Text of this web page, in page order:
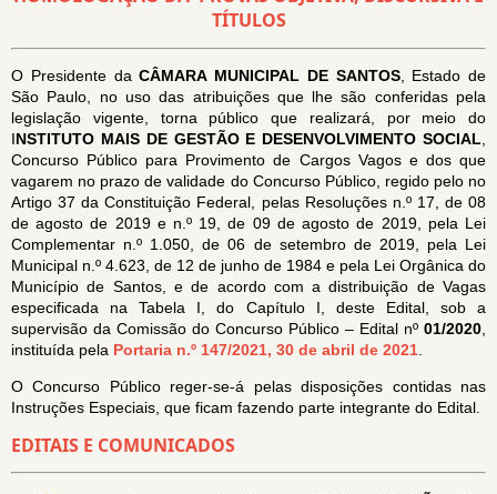
TÍTULOS
O Presidente daCÂMARA MUNICIPAL DE SANTOS, Estado de
São Paulo, no uso das atribuições que lhe são conferidas pela
legislação vigente, torna público que realizará, por meio do
INSTITUTO MAIS DE GESTÃO E DESENVOLVIMENTO SOCIAL,
Concurso Público para Provimento de Cargos Vagos e dos que
vagarem no prazo de validade do Concurso Público, regido pelo no
Artigo 37 da Constituição Federal, pelas Resoluções n.º 17, de 08
de agosto de 2019 e n.º 19, de 09 de agosto de 2019, pela Lei
Complementar n.º 1.050, de 06 de setembro de 2019, pela Lei
Municipal n.º 4.623, de 12 de junho de 1984 e pela Lei Orgânica do
Município de Santos, e de acordo com a distribuição de Vagas
especificada na Tabela I, do Capítulo I, deste Edital, sob a
supervisão da Comissão do Concurso Público – Edital nº 01/2020,
instituída pela Portaria n.º 147/2021, 30 de abril de 2021.
O Concurso Público reger-se-á pelas disposições contidas nas
Instruções Especiais, que ficam fazendo parte integrante do Edital.
EDITAIS E COMUNICADOS